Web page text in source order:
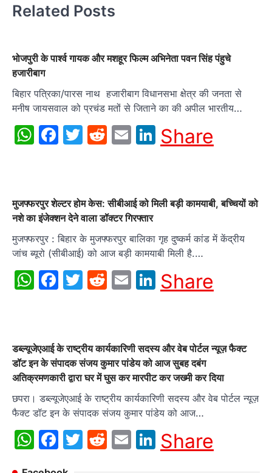
Related Posts
भोजपुरी के पार्श्व गायक और मशहूर फिल्म अभिनेता पवन सिंह पंहुचे
हजारीबाग
बिहार पत्रिका/पारस नाथ हजारीबाग विधानसभा क्षेत्र की जनता से
मनीष जायसवाल को प्रचंड मतों से जिताने का की अपील भारतीय…
WhatsApp
Facebook
Twitter
Reddit
EmailLinkedIn
Share
मुजफ्फरपुर शेल्टर होम केस: सीबीआई को मिली बड़ी कामयाबी, बच्चियों को
नशे का इंजेक्शन देने वाला डॉक्टर गिरफ्तार
मुजफ्फरपुर : बिहार के मुजफ्फरपुर बालिका गृह दुष्कर्म कांड में केंद्रीय
जांच ब्यूरो (सीबीआई) को आज बड़ी कामयाबी मिली है.…
WhatsApp
Facebook
Twitter
Reddit
EmailLinkedIn
Share
डब्ल्यूजेएआई के राष्ट्रीय कार्यकारिणी सदस्य और वेब पोर्टल न्यूज़ फैक्ट
डॉट इन के संपादक संजय कुमार पांडेय को आज सुबह दबंग
अतिक्रमणकारी द्वारा घर में घुस कर मारपीट कर जख्मी कर दिया
छपरा। डब्ल्यूजेएआई के राष्ट्रीय कार्यकारिणी सदस्य और वेब पोर्टल न्यूज़
फैक्ट डॉट इन के संपादक संजय कुमार पांडेय को आज…
WhatsApp
Facebook
Twitter
Reddit
EmailLinkedIn
Share